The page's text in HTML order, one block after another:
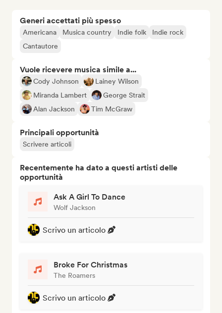
Generi accettati più spesso
Americana Musica country Indie folk
Indie rock
Cantautore
Vuole ricevere musica simile a...
Cody Johnson
Lainey Wilson
Miranda Lambert
George Strait
Alan Jackson
Tim McGraw
Principali opportunità
Scrivere articoli
Recentemente ha dato a questi artisti delle
opportunità
Ask A Girl To Dance
Wolf Jackson
Scrivo un articolo
Broke For Christmas
The Roamers
Scrivo un articolo